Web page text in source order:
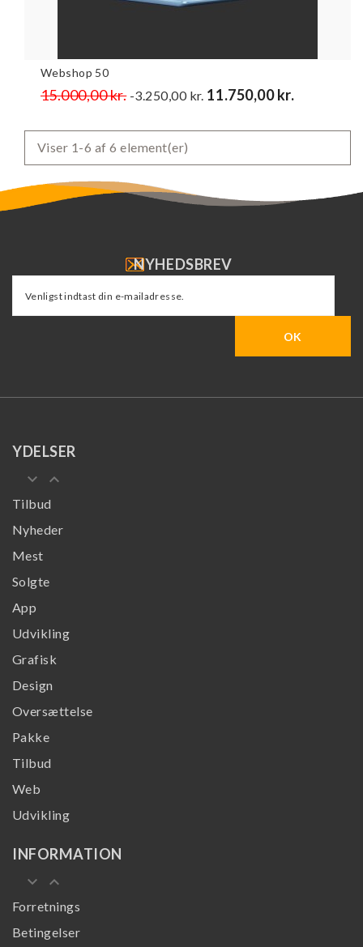
Webshop 50
Normalpris
15.000,00 kr. -3.250,00 kr. Pris
11.750,00 kr.
Viser 1-6 af 6 element(er)
NYHEDSBREV
YDELSER
keyboard_arrow_down keyboard_arrow_up
Tilbud
Nyheder
Mest
Solgte
App
Udvikling
Grafisk
Design
Oversættelse
Pakke
Tilbud
Web
Udvikling
INFORMATION
keyboard_arrow_down keyboard_arrow_up
Forretnings
Betingelser